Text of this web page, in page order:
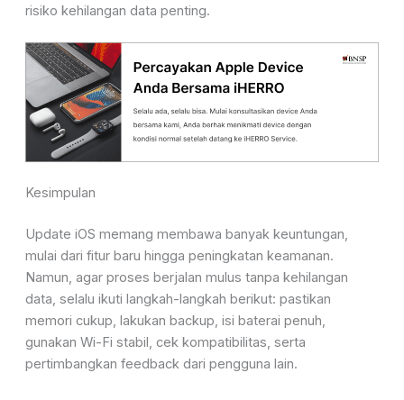
risiko kehilangan data penting.
Kesimpulan
Update iOS memang membawa banyak keuntungan,
mulai dari fitur baru hingga peningkatan keamanan.
Namun, agar proses berjalan mulus tanpa kehilangan
data, selalu ikuti langkah-langkah berikut: pastikan
memori cukup, lakukan backup, isi baterai penuh,
gunakan Wi-Fi stabil, cek kompatibilitas, serta
pertimbangkan feedback dari pengguna lain.